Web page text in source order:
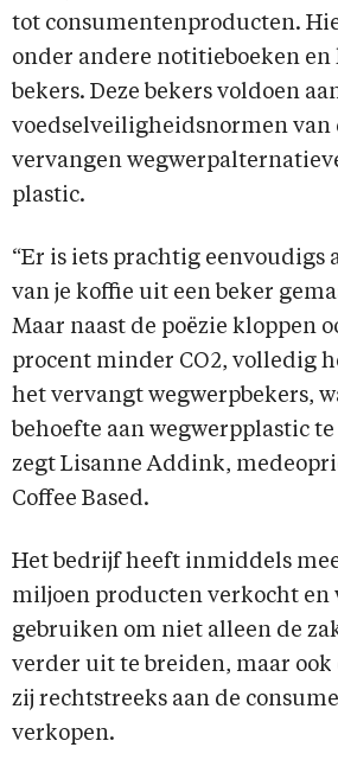
tot consumentenproducten.
onder andere notitieboeken
bekers. Deze bekers voldoen
voedselveiligheidsnormen van
vervangen
plastic.
“Er is iets prachtig eenvoudigs
van je koffie uit een beker
Maar naast de poëzie kloppen
procent minder CO2, volledig
het vervangt wegwerpbekers,
behoefte aan wegwerpplastic
zegt Lisanne Addink,
Coffee Based.
Het bedrijf heeft inmiddels
miljoen producten verkocht en
gebruiken om niet alleen de
verder uit te breiden, maar ook
zij rechtstreeks aan de
verkopen.